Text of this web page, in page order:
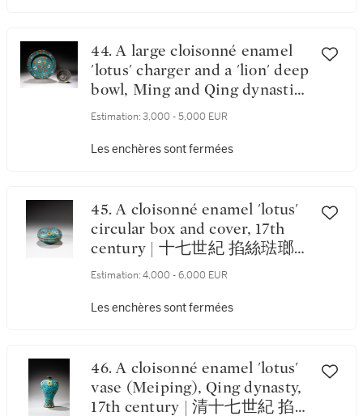
44. A large cloisonné enamel
'lotus' charger and a 'lion' deep
bowl, Ming and Qing dynasties
| 明及清 掐絲琺瑯獅紋大盌及
Estimation: 3,000 - 5,000 EUR
Les enchères sont fermées
45. A cloisonné enamel 'lotus'
circular box and cover, 17th
century | 十七世紀 掐絲琺瑯
纏枝番蓮紋蓋盒
Estimation: 4,000 - 6,000 EUR
Les enchères sont fermées
46. A cloisonné enamel 'lotus'
vase (Meiping), Qing dynasty,
17th century | 清十七世紀 掐